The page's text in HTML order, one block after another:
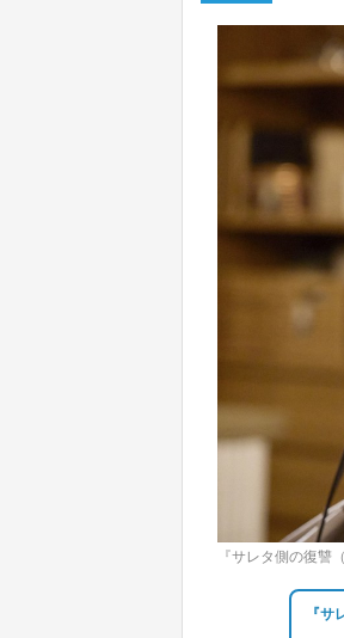
『サレタ側の復
『